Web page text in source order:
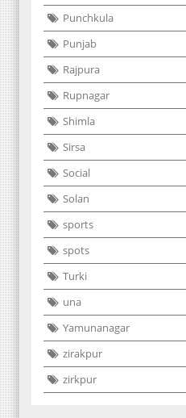
Punchkula
Punjab
Rajpura
Rupnagar
Shimla
Sirsa
Social
Solan
sports
spots
Turki
una
Yamunanagar
zirakpur
zirkpur